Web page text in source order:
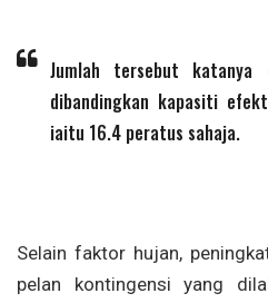
Jumlah tersebut
dibandingkan kapasiti
iaitu 16.4 peratus sahaja.
Selain faktor hujan,
pelan kontingensi yang